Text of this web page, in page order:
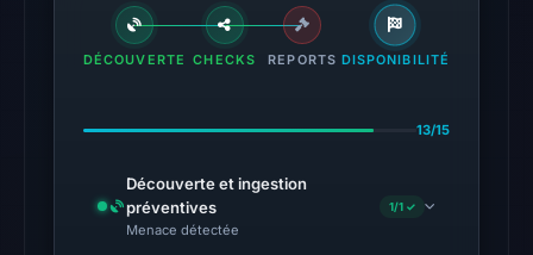
Feb
25,
UTC.
AlienVault
OTX
DÉCOUVERTE CHECKS REPORTS DISPONIBILITÉ
13/15
Découverte et ingestion
préventives
Menace détectée
1/1 ✓